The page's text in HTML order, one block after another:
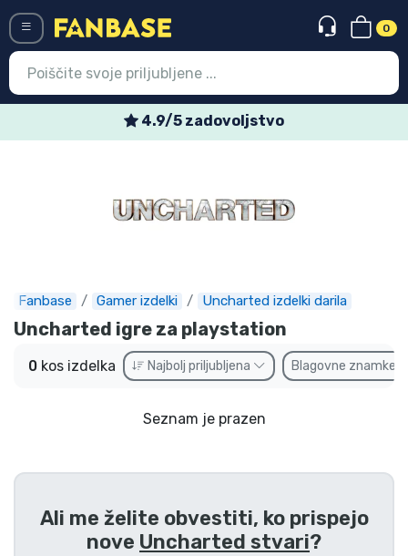
0
4.9/5 zadovoljstvo
Fanbase Gamer izdelki Uncharted izdelki darila
Uncharted igre za playstation
0 kos izdelka Najbolj priljubljena Blagovne znamke
Seznam je prazen
Ali me želite obvestiti, ko prispejo
nove Uncharted stvari?
Najnovejsi izdelki
Ekspresna dostava
Prednaročila
Outlet izdelki
Dostava in plačilo
Tv serijske izdelki
Filmske izdelki